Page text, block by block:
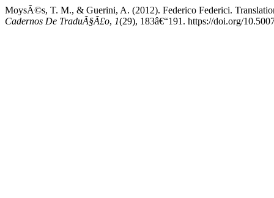
MoysÃ©s, T. M., & Guerini, A. (2012). Federico Federici.
Cadernos De TraduÃ§Ã£o, 1(29), 183â€“191. https://doi.org/